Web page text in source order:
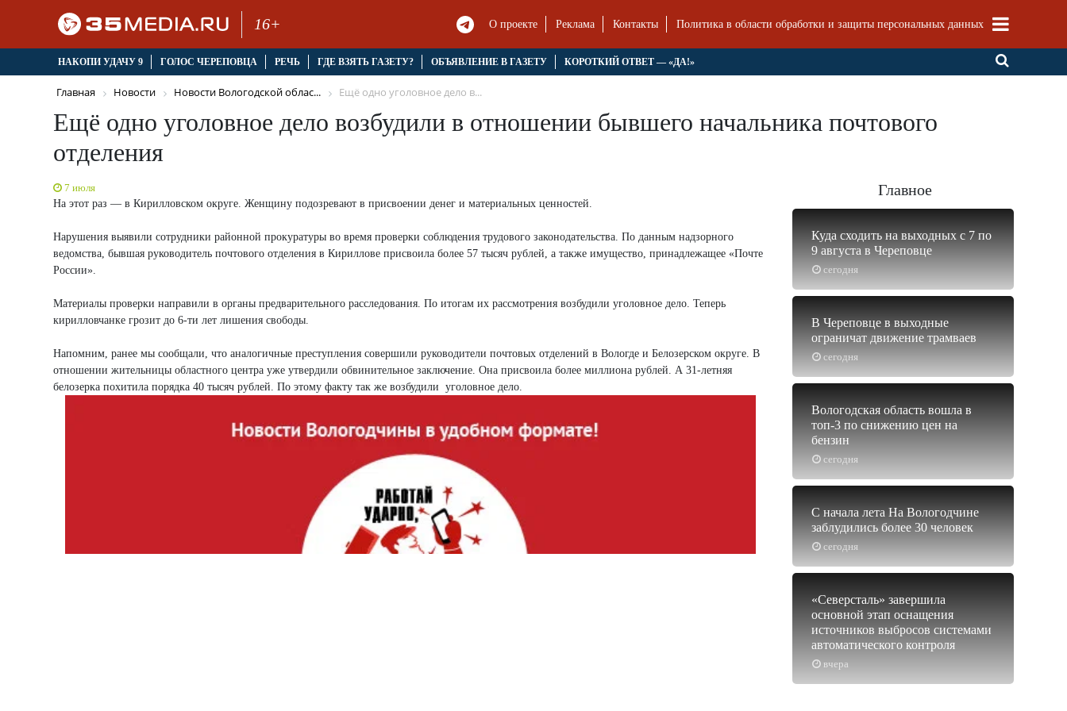
16+ О проекте Реклама Контакты Политика в области обработки и защиты персональных данных
НАКОПИ УДАЧУ 9 ГОЛОС ЧЕРЕПОВЦА РЕЧЬ ГДЕ ВЗЯТЬ ГАЗЕТУ? ОБЪЯВЛЕНИЕ В ГАЗЕТУ КОРОТКИЙ ОТВЕТ — «ДА!»
Главная Новости Новости Вологодской облас... Ещё одно уголовное дело в...
Ещё одно уголовное дело возбудили в отношении бывшего начальника почтового
отделения
7 июля
На этот раз — в Кирилловском округе. Женщину подозревают в присвоении денег и материальных ценностей.
Нарушения выявили сотрудники районной прокуратуры во время проверки соблюдения трудового законодательства. По данным надзорного
ведомства, бывшая руководитель почтового отделения в Кириллове присвоила более 57 тысяч рублей, а также имущество, принадлежащее «Почте
России».
Материалы проверки направили в органы предварительного расследования. По итогам их рассмотрения возбудили уголовное дело. Теперь
кирилловчанке грозит до 6-ти лет лишения свободы.
Напомним, ранее мы сообщали, что аналогичные преступления совершили руководители почтовых отделений в Вологде и Белозерском округе. В
отношении жительницы областного центра уже утвердили обвинительное заключение. Она присвоила более миллиона рублей. А 31-летняя
белозерка похитила порядка 40 тысяч рублей. По этому факту так же возбудили уголовное дело.
Главное
сегодня
Куда сходить на выходных с 7 по
9 августа в Череповце
сегодня
В Череповце в выходные
ограничат движение трамваев
сегодня
Вологодская область вошла в
топ-3 по снижению цен на
бензин
сегодня
С начала лета На Вологодчине
заблудились более 30 человек
вчера
«Северсталь» завершила
основной этап оснащения
источников выбросов системами
автоматического контроля